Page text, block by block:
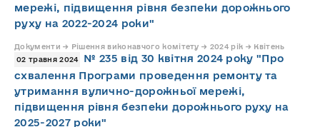
мережі, підвищення рівня безпеки дорожнього
руху на 2022-2024 роки"
Документи → Рішення виконавчого комітету → 2024 рік → Квітень
02 травня 2024
№ 235 від 30 квітня 2024 року "Про
схвалення Програми проведення ремонту та
утримання вулично-дорожньої мережі,
підвищення рівня безпеки дорожнього руху на
2025-2027 роки"